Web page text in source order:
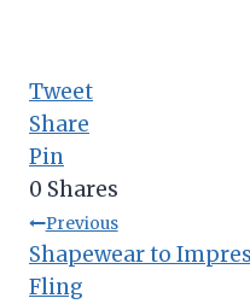
Tweet
Share
Pin
0 Shares
Post
navigation
Previous
Shapewear to
Fling